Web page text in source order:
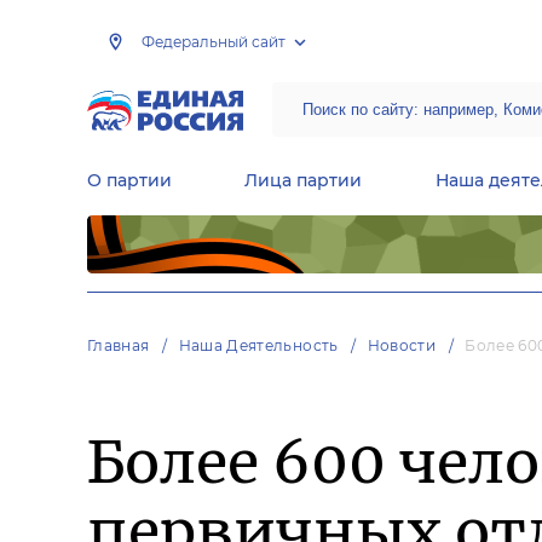
Федеральный сайт
О партии Лица партии Наша
Главная Наша Деятельность Новости Более
Более 600